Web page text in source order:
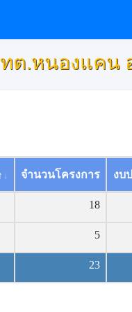
ทต.หนองแคน
จำนวนโครงการ งบ
18
5
23